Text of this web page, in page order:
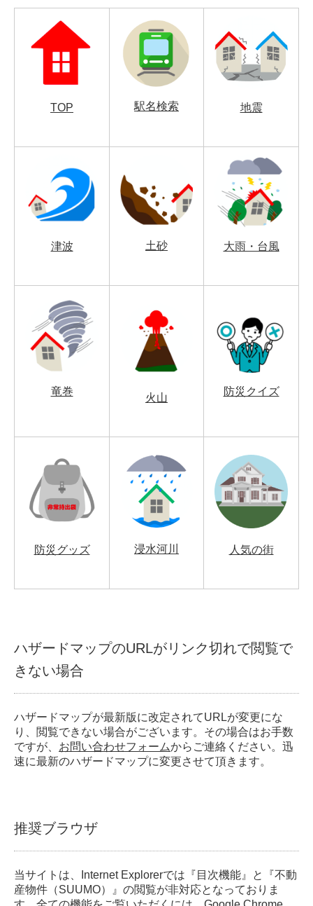
TOP 駅名検索 地震
津波 土砂 大雨・台風
竜巻
火山
防災クイズ
防災グッズ 浸水河川 人気の街
ハザードマップのURLがリンク切れで閲覧で
きない場合
ハザードマップが最新版に改定されてURLが変更にな
り、閲覧できない場合がございます。その場合はお手数
ですが、 お問い合わせフォームからご連絡ください。迅
速に最新のハザードマップに変更させて頂きます。
推奨ブラウザ
当サイトは、Internet Explorerでは『目次機能』と『不動
産物件（SUUMO）』の閲覧が非対応となっておりま